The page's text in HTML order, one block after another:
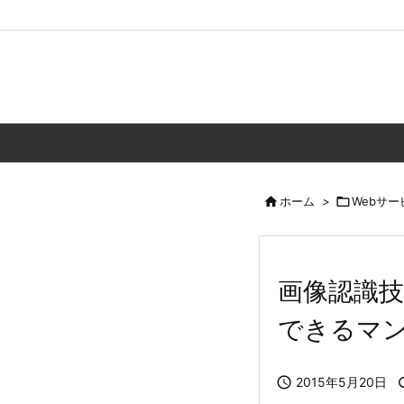
ホーム > Webサー
画像認識
できるマン
 2015年5月20日